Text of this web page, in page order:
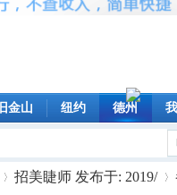
旧金山 纽约 德州
招美睫师 发布于: 2019/